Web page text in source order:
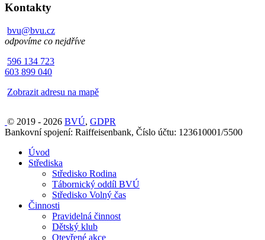
Kontakty
bvu@bvu.cz
odpovíme co nejdříve
596 134 723
603 899 040
Zobrazit adresu na mapě
© 2019 - 2026 BVÚ, GDPR
Bankovní spojení: Raiffeisenbank, Číslo účtu: 123610001/5500
Úvod
Střediska
Středisko Rodina
Tábornický oddíl BVÚ
Středisko Volný čas
Činnosti
Pravidelná činnost
Dětský klub
Otevřené akce